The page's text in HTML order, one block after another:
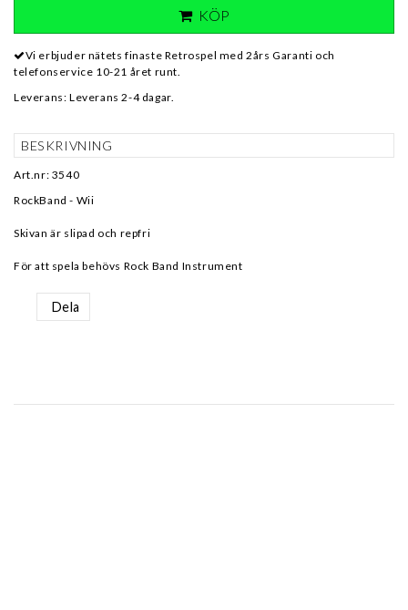
KÖP
Vi erbjuder nätets finaste Retrospel med 2års Garanti och
telefonservice 10-21 året runt.
Leverans: Leverans 2-4 dagar.
BESKRIVNING
Art.nr: 3540
RockBand - Wii
Skivan är slipad och repfri
För att spela behövs Rock Band Instrument
Dela